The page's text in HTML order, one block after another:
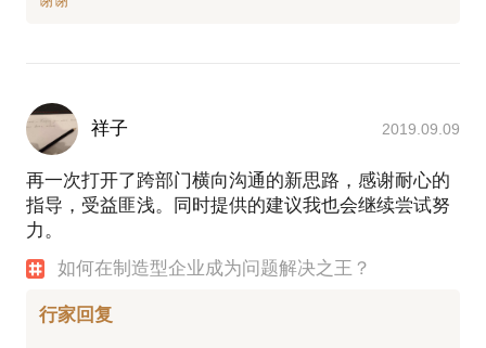
祥子 2019.09.09
再一次打开了跨部门横向沟通的新思路，感谢耐心的
指导，受益匪浅。同时提供的建议我也会继续尝试努
力。
如何在制造型企业成为问题解决之王？
行家回复